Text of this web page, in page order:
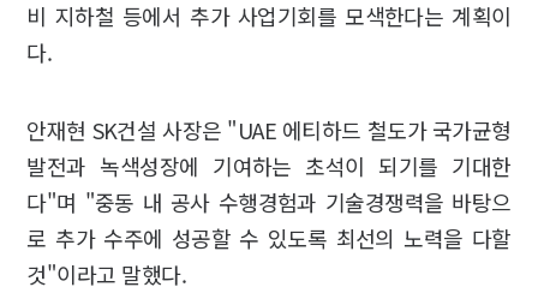
비 지하철 등에서 추가 사업기회를 모색한다는 계획이
다.
안재현 SK건설 사장은 "UAE 에티하드 철도가 국가균형
발전과 녹색성장에 기여하는 초석이 되기를 기대한
다"며 "중동 내 공사 수행경험과 기술경쟁력을 바탕으
로 추가 수주에 성공할 수 있도록 최선의 노력을 다할
것"이라고 말했다.